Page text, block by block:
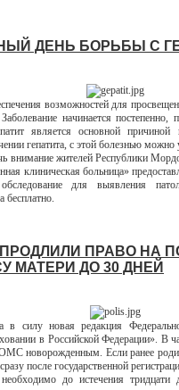
ДЕНЬ БОРЬБЫ С
возможностей для
начинается
является основной
гепатита, с этой болезнью
внимание жителей Республики
клиническая больница»
для выявления
бесплатно.
ПРАВО НА
МАТЕРИ ДО 30 ДНЕЙ
силу новая редакция
в Российской Федерации». В
новорожденным. Если ранее
после государственной
до истечения тридцати